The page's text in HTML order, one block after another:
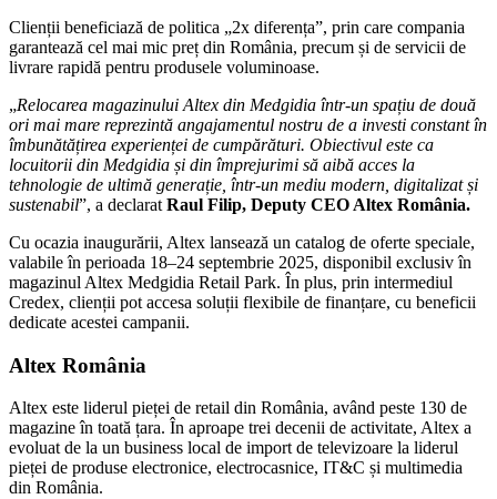
Clienții beneficiază de politica „2x diferența”, prin care compania
garantează cel mai mic preț din România, precum și de servicii de
livrare rapidă pentru produsele voluminoase.
„Relocarea magazinului Altex din Medgidia într-un spațiu de două
ori mai mare reprezintă angajamentul nostru de a investi constant în
îmbunătățirea experienței de cumpărături. Obiectivul este ca
locuitorii din Medgidia și din împrejurimi să aibă acces la
tehnologie de ultimă generație, într-un mediu modern, digitalizat și
sustenabil”, a declarat Raul Filip, Deputy CEO Altex România.
Cu ocazia inaugurării, Altex lansează un catalog de oferte speciale,
valabile în perioada 18–24 septembrie 2025, disponibil exclusiv în
magazinul Altex Medgidia Retail Park. În plus, prin intermediul
Credex, clienții pot accesa soluții flexibile de finanțare, cu beneficii
dedicate acestei campanii.
Altex România
Altex este liderul pieței de retail din România, având peste 130 de
magazine în toată țara. În aproape trei decenii de activitate, Altex a
evoluat de la un business local de import de televizoare la liderul
pieței de produse electronice, electrocasnice, IT&C și multimedia
din România.